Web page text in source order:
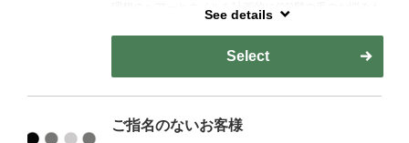
理想のヘアーとネイルを計画的に(^^)髪の毛のお悩みも
セット◎カラーの色落ちまでこだわった薬剤選定をし
ます！爪の小さなお悩みも一緒に解決していきましょ
う！お家での簡単なお手入れ方法もお伝えします(^^)
See details
Select
ご指名のないお客様